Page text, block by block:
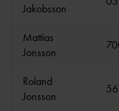
Jakobsson
Mattias
Jonsson
Roland
Jonsson